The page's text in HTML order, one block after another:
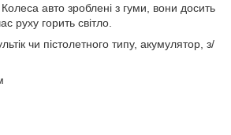
авто зроблені з гуми, вони досить
руху горить світло.
чи пістолетного типу, акумулятор, з/